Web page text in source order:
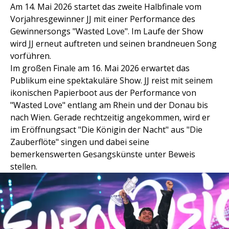
Am 14. Mai 2026 startet das zweite Halbfinale vom
Vorjahresgewinner JJ mit einer Performance des
Gewinnersongs "Wasted Love". Im Laufe der Show
wird JJ erneut auftreten und seinen brandneuen Song
vorführen.
Im großen Finale am 16. Mai 2026 erwartet das
Publikum eine spektakuläre Show. JJ reist mit seinem
ikonischen Papierboot aus der Performance von
"Wasted Love" entlang am Rhein und der Donau bis
nach Wien. Gerade rechtzeitig angekommen, wird er
im Eröffnungsact "Die Königin der Nacht" aus "Die
Zauberflöte" singen und dabei seine
bemerkenswerten Gesangskünste unter Beweis
stellen.